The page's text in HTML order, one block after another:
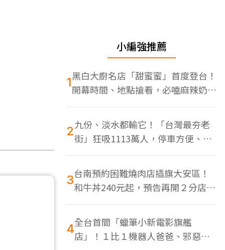
小編強推薦
1黑白大廚名店「甜蜜蜜」首度登台！
開幕時間、地點搶看，必嗑麻辣奶油
蝦
2九份、淡水都輸它！「台灣最夯老
街」狂吸1113萬人，停車方便、特
色美食多
3台南預約困難燒肉店插旗大安區！
和牛丼240元起，預告再開２分店、
地點曝光
4全台首間「蠟筆小新電影旗艦
店」！１比１機器人爸爸、邪惡正